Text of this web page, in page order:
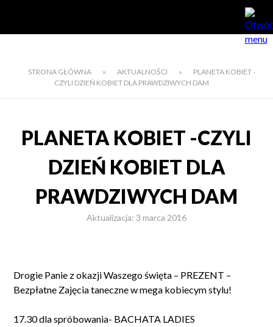
STRONA GŁÓWNA » AKTUALNOŚCI »
PLANETA KOBIET -
CZYLI DZIEŃ KOBIET DLA PRAWDZIWYCH DAM
PLANETA KOBIET -CZYLI
DZIEŃ KOBIET DLA
PRAWDZIWYCH DAM
Aktualizacja: 3 marca 2016
Drogie Panie z okazji Waszego święta – PREZENT –
Bezpłatne Zajęcia taneczne w mega kobiecym stylu!
17.30 dla spróbowania- BACHATA LADIES